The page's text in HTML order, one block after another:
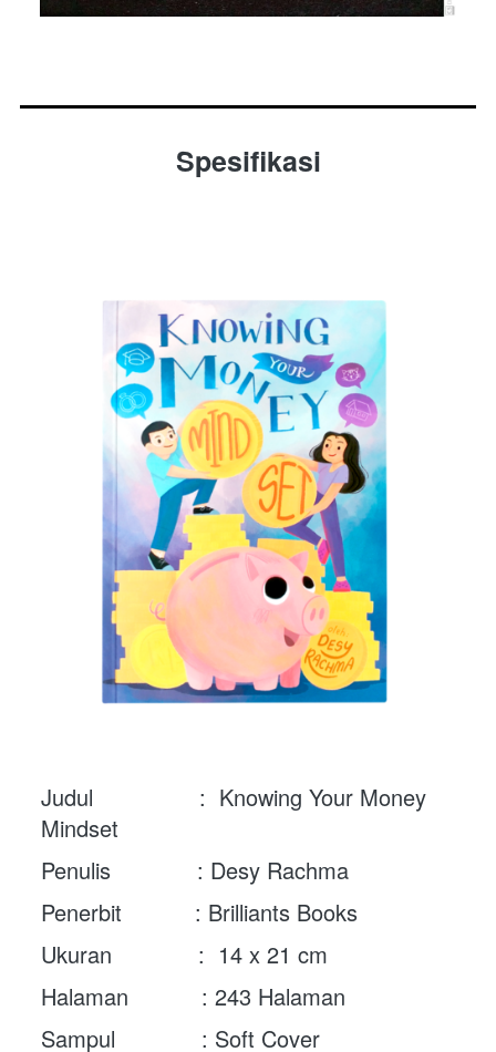
Spesifikasi
Judul                :  Knowing Your Money
Mindset
Penulis             : Desy Rachma
Penerbit           : Brilliants Books
Ukuran             :  14 x 21 cm
Halaman           : 243 Halaman
Sampul             : Soft Cover